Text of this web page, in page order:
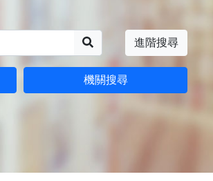
進階搜尋
機關搜尋